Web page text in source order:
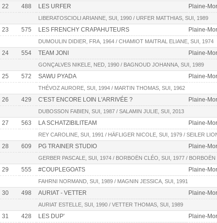
22 488 LES URFER Plaine-
LIBERATOSCIOLI ARIANNE, SUI, 1990 / URFER MATTHIAS, SUI, 1989
23 575 LES FRENCHY CRAPAHUTEURS Plaine-
DUMOULIN DIDIER, FRA, 1964 / CHAMIOT MAITRAL ELIANE, SUI, 1974
24 554 TEAM JONI Plaine-
GONÇALVES NIKELE, NED, 1990 / BAGNOUD JOHANNA, SUI, 1989
25 572 SAWU PYADA Plaine-
THÉVOZ AURORE, SUI, 1994 / MARTIN THOMAS, SUI, 1962
26 429 C'EST ENCORE LOIN L'ARRIVÉE ? Plaine-
DUBOSSON FABIEN, SUI, 1987 / SALAMIN JULIE, SUI, 2013
27 563 LA SCHATZIBILITEAM Plaine-
REY CAROLINE, SUI, 1991 / HÄFLIGER NICOLE, SUI, 1979 / SEILER
28 609 PG TRAINER STUDIO Plaine-
GERBER PASCALE, SUI, 1974 / BORBOËN CLÉO, SUI, 1977 / BORBOËN
29 555 #COUPLEGOATS Plaine-
FAHRNI NORMAND, SUI, 1989 / MAGNIN JESSICA, SUI, 1991
30 498 AURIAT - VETTER Plaine-
AURIAT ESTELLE, SUI, 1990 / VETTER THOMAS, SUI, 1989
31 428 LES DUP' Plaine-